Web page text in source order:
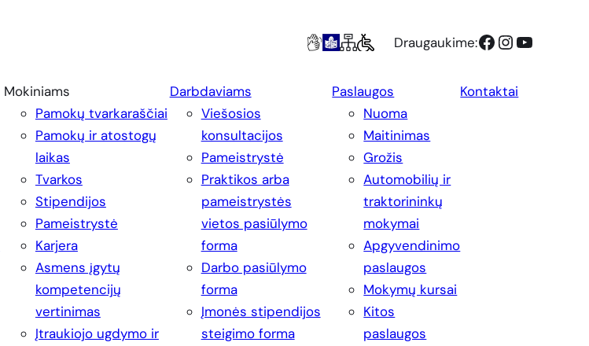
Draugaukime:Facebook
Instagram
YouTube
Mokiniams
Pamokų tvarkaraščiai
Pamokų ir atostogų
laikas
Tvarkos
Stipendijos
Pameistrystė
Karjera
Asmens įgytų
kompetencijų
vertinimas
Įtraukiojo ugdymo ir
Darbdaviams
Viešosios
konsultacijos
Pameistrystė
Praktikos arba
pameistrystės
vietos pasiūlymo
forma
Darbo pasiūlymo
forma
Įmonės stipendijos
steigimo forma
Paslaugos
Nuoma
Maitinimas
Grožis
Automobilių ir
traktorininkų
mokymai
Apgyvendinimo
paslaugos
Mokymų kursai
Kitos
paslaugos
Kontaktai